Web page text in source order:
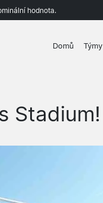
hodnota.
Domů Týmy
Stadium!